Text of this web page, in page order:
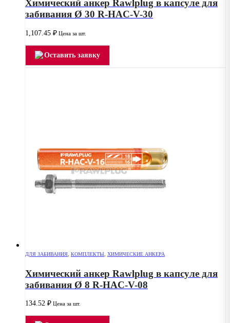
Химический анкер Rawlplug в капсуле для
забивания Ø 30 R-HAC-V-30
1,107.45 ₽ Цена за шт.
Оставить заявку
ДЛЯ ЗАБИВАНИЯ КОМПЛЕКТЫ ХИМИЧЕСКИЕ АНКЕРА
Химический анкер Rawlplug в капсуле для
забивания Ø 8 R-HAC-V-08
134.52 ₽ Цена за шт.